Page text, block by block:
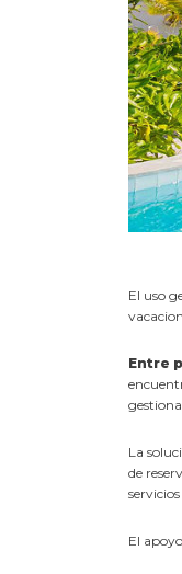
El uso
Entre
La
de
El